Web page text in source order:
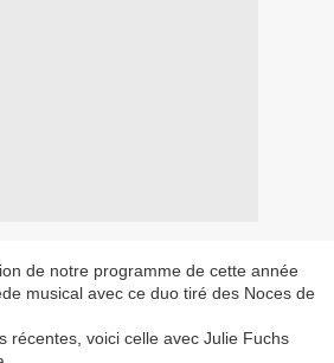
de notre programme de cette année
musical avec ce duo tiré des Noces de
récentes, voici celle avec Julie Fuchs